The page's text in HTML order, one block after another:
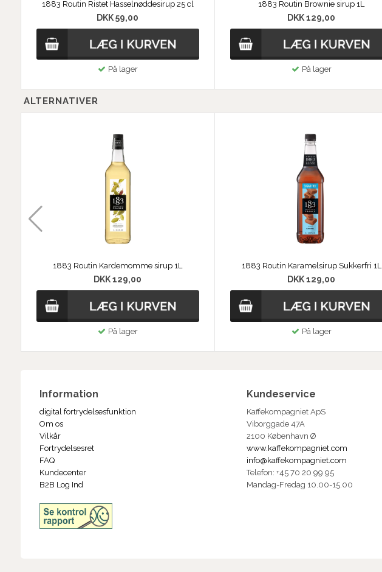
1883 Routin Ristet Hasselnøddesirup 25 cl
DKK 59,00
På lager
1883 Routin Brownie sirup 1L
DKK 129,00
På lager
ALTERNATIVER
1883 Routin Kardemomme sirup 1L
DKK 129,00
På lager
1883 Routin Karamelsirup Sukkerfri 1L
DKK 129,00
På lager
Information
digital fortrydelsesfunktion
Om os
Vilkår
Fortrydelsesret
FAQ
Kundecenter
B2B Log Ind
Kundeservice
Kaffekompagniet ApS
Viborggade 47A
2100 København Ø
www.kaffekompagniet.com
info@kaffekompagniet.com
Telefon: +45 70 20 99 95
Mandag-Fredag 10.00-15.00